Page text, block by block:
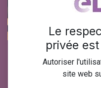
Tableaux de
Le
privée
Autoriser
site web